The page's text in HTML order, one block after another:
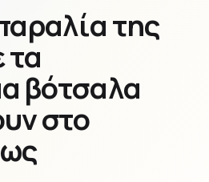
της
τα
βότσαλα
στο